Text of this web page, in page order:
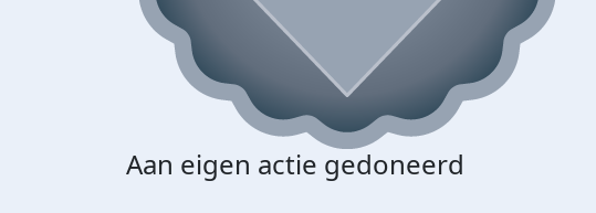
Aan eigen actie gedoneerd